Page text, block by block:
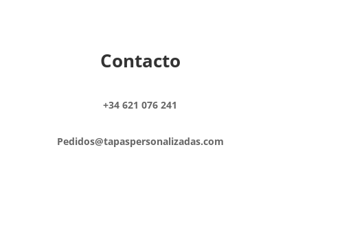
Contacto
+34 621 076 241
Pedidos@tapaspersonalizadas.com